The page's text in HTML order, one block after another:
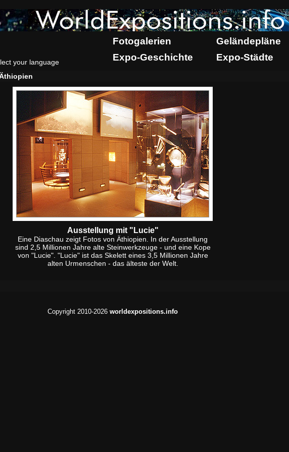
your language
Fotogalerien Geländepläne
Expo-Geschichte Expo-Städte
Ausstellung mit "Lucie"
Eine Diaschau zeigt Fotos von Äthiopien. In der Ausstellung
sind 2,5 Millionen Jahre alte Steinwerkzeuge - und eine Kope
von "Lucie". "Lucie" ist das Skelett eines 3,5 Millionen Jahre
alten Urmenschen - das älteste der Welt.
Copyright 2010-2026 worldexpositions.info